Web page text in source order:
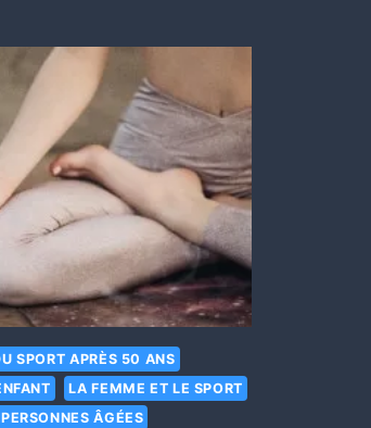
SPORT APRÈS 50 ANS
LA FEMME ET LE SPORT
ÂGÉES